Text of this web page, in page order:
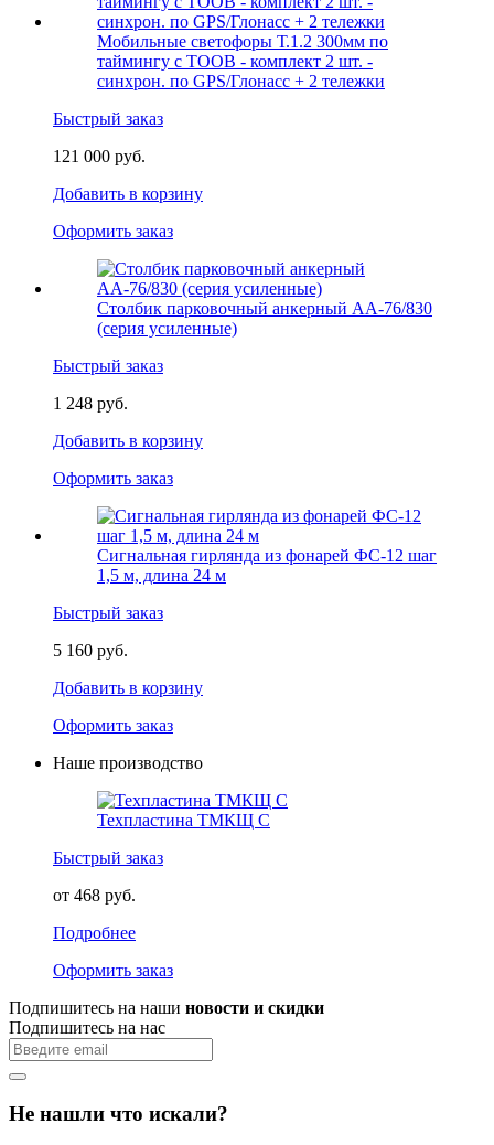
Мобильные светофоры Т.1.2 300мм по
таймингу c ТООВ - комплект 2 шт. -
синхрон. по GPS/Глонасс + 2 тележки
Быстрый заказ
121 000 руб.
Добавить в корзину
Оформить заказ
Столбик парковочный анкерный АА-76/830
(серия усиленные)
Быстрый заказ
1 248 руб.
Добавить в корзину
Оформить заказ
Сигнальная гирлянда из фонарей ФС-12 шаг
1,5 м, длина 24 м
Быстрый заказ
5 160 руб.
Добавить в корзину
Оформить заказ
Наше производство
Техпластина ТМКЩ С
Быстрый заказ
от 468 руб.
Подробнее
Оформить заказ
Подпишитесь на наши новости и скидки
Подпишитесь на нас
Не нашли что искали?